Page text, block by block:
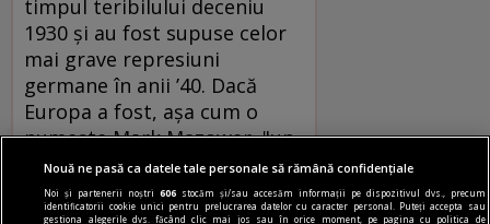
timpul teribilului deceniu
1930 şi au fost supuse celor
mai grave represiuni
germane în anii ’40. Dacă
Europa a fost, aşa cum o
numeşte Mark Mazower, "un
continent întunecat", Ucraina
şi Belarus au fost inima
întunericului.Cu excepţia
Nouă ne pasă ca datele tale personale să rămână confidențiale
Noi și partenerii noștri606 stocăm și/sau accesăm informații pe dispozitivul dvs., precum
identificatorii cookie unici pentru prelucrarea datelor cu caracter personal. Puteți accepta sau
gestiona alegerile dvs. făcând clic mai jos sau în orice moment, pe pagina cu politica de